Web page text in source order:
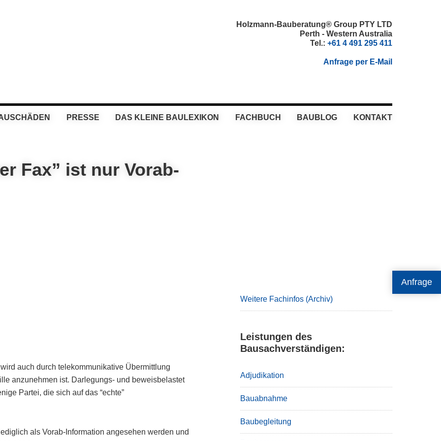
Anfrage
Holzmann-Bauberatung® Group PTY LTD
Perth - Western Australia
Tel.: +61 4 491 295 411
Anfrage per E-Mail
PRESSE DAS KLEINE BAULEXIKON FACHBUCH BAUBLOG KONTAKT
Fax” ist nur Vorab-
auch durch telekommunikative Übermittlung
anzunehmen ist. Darlegungs- und beweisbelastet
Partei, die sich auf das “echte”
als Vorab-Information angesehen werden und
Weitere Fachinfos (Archiv)
Leistungen des
Bausachverständigen:
Adjudikation
Bauabnahme
Baubegleitung